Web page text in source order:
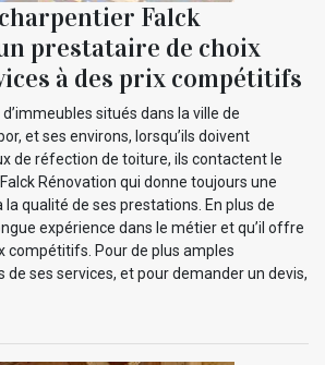
Falck
prestataire de choix
à des prix compétitifs
situés dans la ville de
et ses environs, lorsqu’ils doivent
de réfection de toiture, ils contactent le
Rénovation qui donne toujours une
qualité de ses prestations. En plus de
expérience dans le métier et qu’il offre
compétitifs. Pour de plus amples
ses services, et pour demander un devis,